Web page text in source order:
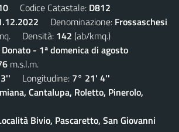
Codice Catastale: D812
Denominazione: Frossaschesi
Densità: 142 (ab/kmq.)
- 1ª domenica di agosto
m.s.l.m.
Longitudine: 7° 21' 4''
Cantalupa, Roletto, Pinerolo,
Bivio, Pascaretto, San Giovanni